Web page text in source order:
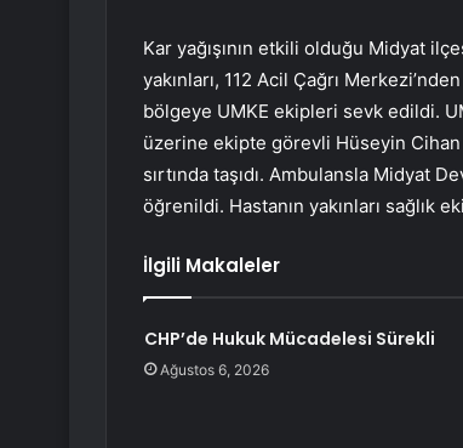
Kar yağışının etkili olduğu Midyat
yakınları, 112 Acil Çağrı
bölgeye UMKE ekipleri sevk edildi.
üzerine ekipte görevli Hüseyin Cihan
sırtında taşıdı. Ambulansla Midyat
öğrenildi. Hastanın yakınları sağlık
İlgili Makaleler
CHP’de Hukuk Mücadelesi Sürekli
Ağustos 6, 2026